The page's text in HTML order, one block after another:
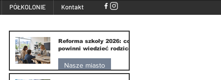
PÓŁKOLONIE Kontakt
Reforma szkoły 2026: co
powinni wiedzieć rodzice
Nasze miasto